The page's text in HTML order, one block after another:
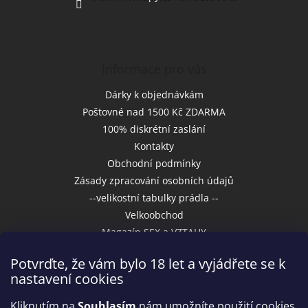
Potvrďte, že vám bylo 18 let a vyjádřete se k
nastavení cookies
Dárky k objednávkám
Poštovné nad 1500 Kč ZDARMA
100% diskrétní zaslání
Kontakty
Obchodní podmínky
Zásady zpracování osobních údajů
--velikostní tabulky prádla --
Velkoobchod
Magazín SEX a VZTAHY